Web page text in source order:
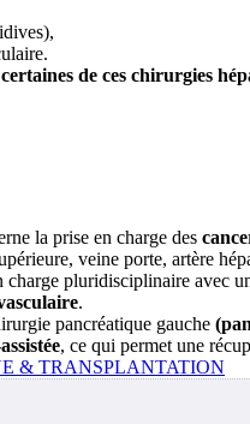
de ces chirurgies
la prise en charge des
veine porte, artère
pluridisciplinaire avec
.
pancréatique gauche
, ce qui permet une
& TRANSPLANTATION